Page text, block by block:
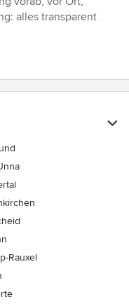
alles transparent
Rauxel